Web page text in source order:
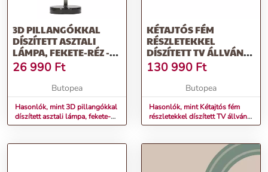
3D PILLANGÓKKAL
DÍSZÍTETT ASZTALI
LÁMPA, FEKETE-RÉZ -
RURUTU
26 990 Ft
Butopea
Hasonlók, mint 3D pillangókkal
díszített asztali lámpa, fekete-
réz - RURUTU
KÉTAJTÓS FÉM
RÉSZLETEKKEL
DÍSZÍTETT TV ÁLLVÁNY,
FENYŐ - VAYANA
130 990 Ft
Butopea
Hasonlók, mint Kétajtós fém
részletekkel díszített TV állvány,
fenyő - VAYANA